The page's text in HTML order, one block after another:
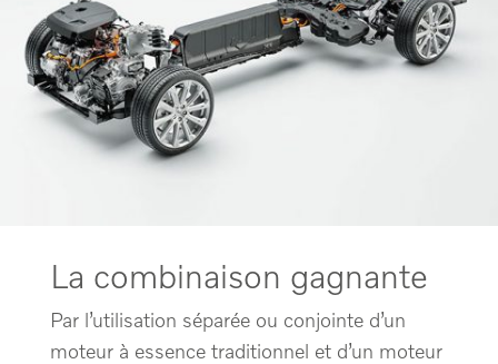
La combinaison gagnante
Par l’utilisation séparée ou conjointe d’un
moteur à essence traditionnel et d’un moteur